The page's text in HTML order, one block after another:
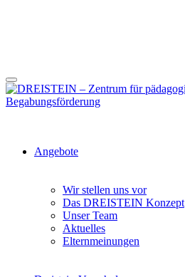
Angebote
Wir stellen uns vor
Das DREISTEIN Konzept
Unser Team
Aktuelles
Elternmeinungen